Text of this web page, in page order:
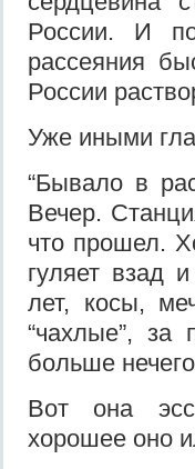
России. И
рассеяния
России
Уже иными
“Бывало в
Вечер.
что прошел.
гуляет взад
лет, косы,
“чахлые”, за
больше
Вот она
хорошее оно